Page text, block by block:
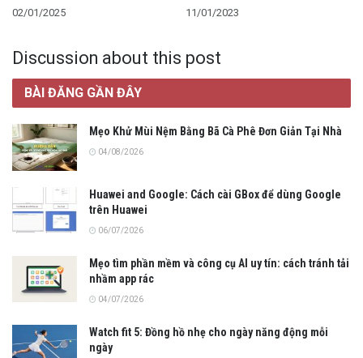
02/01/2025 11/01/2023
Discussion about this post
BÀI ĐĂNG GẦN ĐÂY
Mẹo Khử Mùi Nệm Bằng Bã Cà Phê Đơn Giản Tại Nhà
04/08/2026
Huawei and Google: Cách cài GBox để dùng Google
trên Huawei
06/07/2026
Mẹo tìm phần mềm và công cụ AI uy tín: cách tránh tải
nhầm app rác
04/07/2026
Watch fit 5: Đồng hồ nhẹ cho ngày năng động mỗi
ngày